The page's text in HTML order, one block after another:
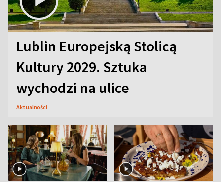
Lublin Europejską Stolicą
Kultury 2029. Sztuka
wychodzi na ulice
Aktualności